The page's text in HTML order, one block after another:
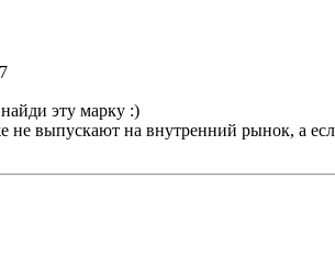
эту марку :)
не выпускают на внутренний рынок, а